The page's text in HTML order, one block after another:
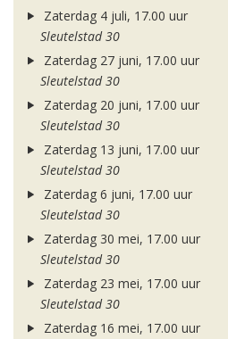
Zaterdag 4 juli, 17.00 uur
Sleutelstad 30
Zaterdag 27 juni, 17.00 uur
Sleutelstad 30
Zaterdag 20 juni, 17.00 uur
Sleutelstad 30
Zaterdag 13 juni, 17.00 uur
Sleutelstad 30
Zaterdag 6 juni, 17.00 uur
Sleutelstad 30
Zaterdag 30 mei, 17.00 uur
Sleutelstad 30
Zaterdag 23 mei, 17.00 uur
Sleutelstad 30
Zaterdag 16 mei, 17.00 uur